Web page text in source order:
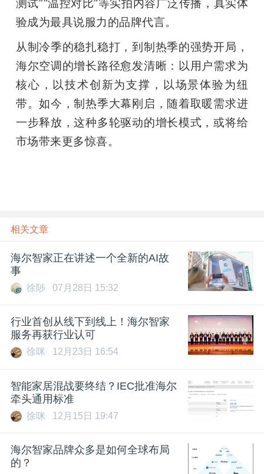
测试”“温控对比”等实拍内容广泛传播，真实体
验成为最具说服力的品牌代言。
从制冷季的稳扎稳打，到制热季的强势开局，
海尔空调的增长路径愈发清晰：以用户需求为
核心，以技术创新为支撑，以场景体验为纽
带。如今，制热季大幕刚启，随着取暖需求进
一步释放，这种多轮驱动的增长模式，或将给
市场带来更多惊喜。
相关文章
海尔智家正在讲述一个全新的AI故
事
徐陟 07月28日 15:32
行业首创从线下到线上！海尔智家
服务再获行业认可
徐咪 12月23日 16:54
智能家居混战要终结？IEC批准海尔
牵头通用标准
徐咪 12月15日 19:47
海尔智家品牌众多是如何全球布局
的？